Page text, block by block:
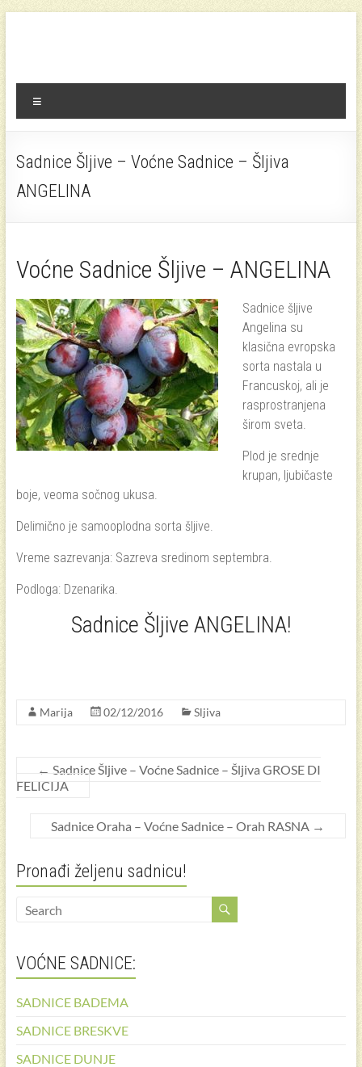
Sadnice Šljive – Voćne Sadnice – Šljiva
ANGELINA
Voćne Sadnice Šljive – ANGELINA
Sadnice šljive
Angelina su
klasična evropska
sorta nastala u
Francuskoj, ali je
rasprostranjena
širom sveta.
Plod je srednje
krupan, ljubičaste
boje, veoma sočnog ukusa.
Delimično je samooplodna sorta šljive.
Vreme sazrevanja: Sazreva sredinom septembra.
Podloga: Dzenarika.
Sadnice Šljive ANGELINA!
Marija 02/12/2016 Sljiva
← Sadnice Šljive – Voćne Sadnice – Šljiva GROSE DI
FELICIJA
Sadnice Oraha – Voćne Sadnice – Orah RASNA →
Pronađi željenu sadnicu!
VOĆNE SADNICE:
SADNICE BADEMA
SADNICE BRESKVE
SADNICE DUNJE